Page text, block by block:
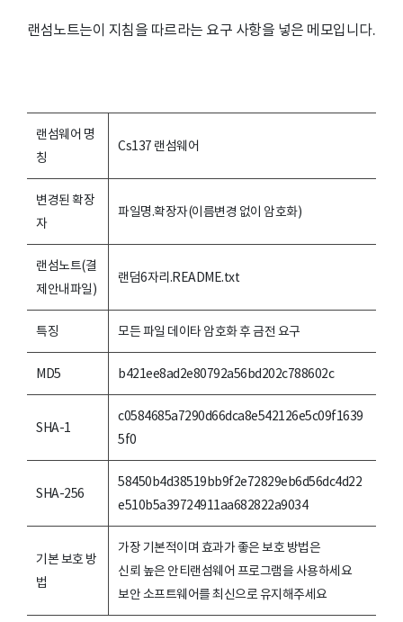
랜섬노트는이 지침을 따르라는 요구 사항을 넣은 메모입니다.
랜섬웨어 명
칭
Cs137 랜섬웨어
변경된 확장
자
파일명.확장자(이름변경 없이 암호화)
랜섬노트(결
제안내파일)
랜덤6자리.README.txt
특징 모든 파일 데이타 암호화 후 금전 요구
MD5 b421ee8ad2e80792a56bd202c788602c
SHA-1
c0584685a7290d66dca8e542126e5c09f1639
5f0
SHA-256
58450b4d38519bb9f2e72829eb6d56dc4d22
e510b5a39724911aa682822a9034
기본 보호 방
법
가장 기본적이며 효과가 좋은 보호 방법은
신뢰 높은 안티랜섬웨어 프로그램을 사용하세요
보안 소프트웨어를 최신으로 유지해주세요